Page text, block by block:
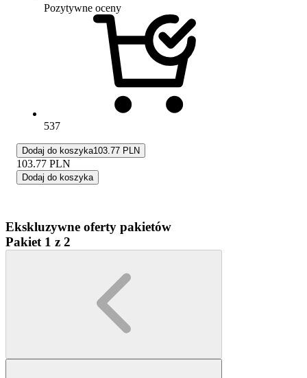
Pozytywne oceny
537
Dodaj do koszyka103.77 PLN
103.77 PLN
Dodaj do koszyka
Ekskluzywne oferty pakietów
Pakiet 1 z 2